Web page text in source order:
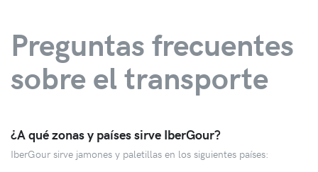
Preguntas frecuentes
sobre el transporte
¿A qué zonas y países sirve IberGour?
IberGour sirve jamones y paletillas en los siguientes países: